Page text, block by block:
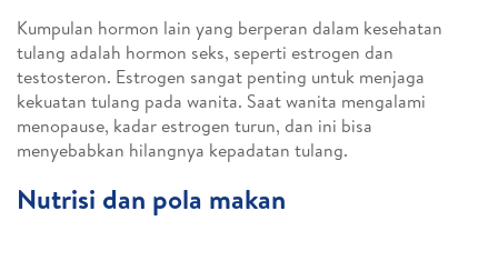
Kumpulan hormon lain yang berperan dalam kesehatan
tulang adalah hormon seks, seperti estrogen dan
testosteron. Estrogen sangat penting untuk menjaga
kekuatan tulang pada wanita. Saat wanita mengalami
menopause, kadar estrogen turun, dan ini bisa
menyebabkan hilangnya kepadatan tulang.
Nutrisi dan pola makan